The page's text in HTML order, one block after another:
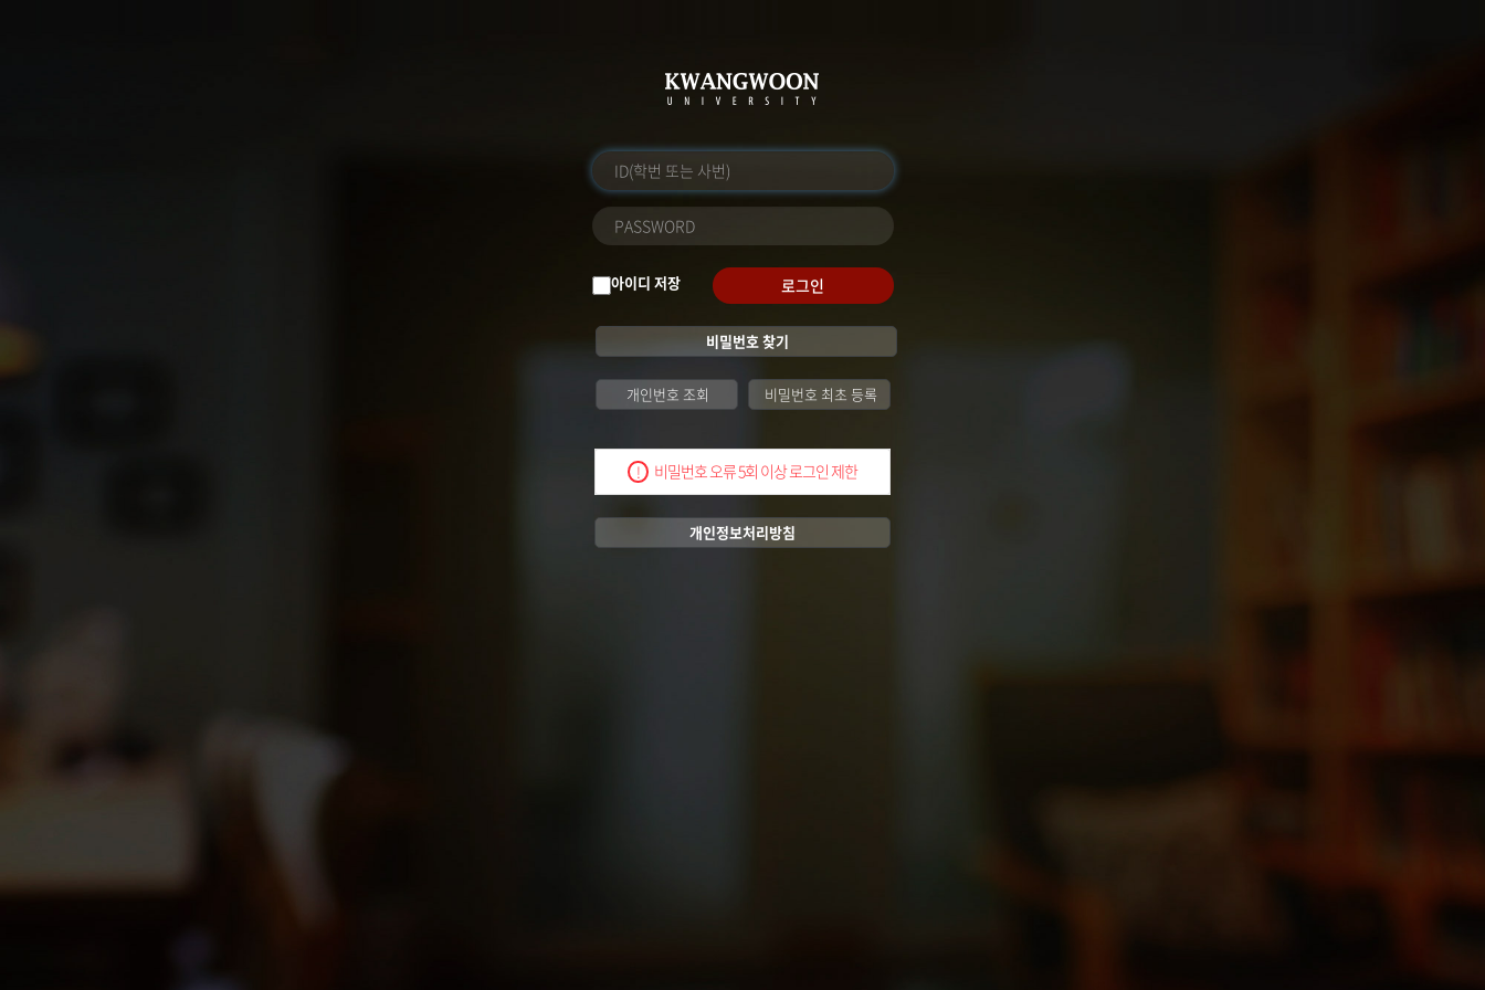
아이디 저장 로그인
비밀번호 찾기
개인번호 조회 비밀번호 최초 등록
! 비밀번호 오류 5회 이상 로그인 제한
개인정보처리방침